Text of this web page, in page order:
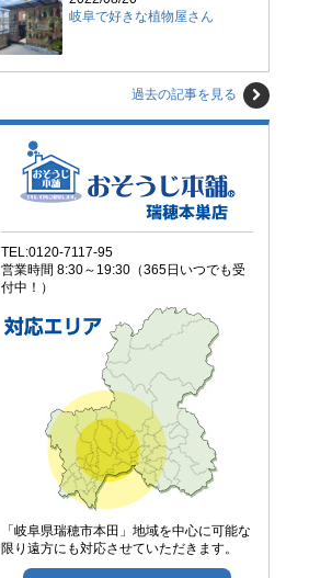
岐阜で好きな植物屋さん
過去の記事を見る
TEL:0120-7117-95
営業時間 8:30～19:30（365日いつでも受
付中！）
「岐阜県瑞穂市本田」地域を中心に可能な
限り遠方にも対応させていただきます。